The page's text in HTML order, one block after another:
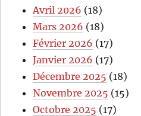
Avril 2026 (18)
Mars 2026 (18)
Février 2026 (17)
Janvier 2026 (17)
Décembre 2025 (18)
Novembre 2025 (15)
Octobre 2025 (17)